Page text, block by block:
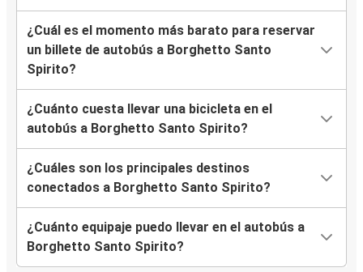
¿Cuál es el momento más barato para reservar
un billete de autobús a Borghetto Santo
Spirito?
¿Cuánto cuesta llevar una bicicleta en el
autobús a Borghetto Santo Spirito?
¿Cuáles son los principales destinos
conectados a Borghetto Santo Spirito?
¿Cuánto equipaje puedo llevar en el autobús a
Borghetto Santo Spirito?